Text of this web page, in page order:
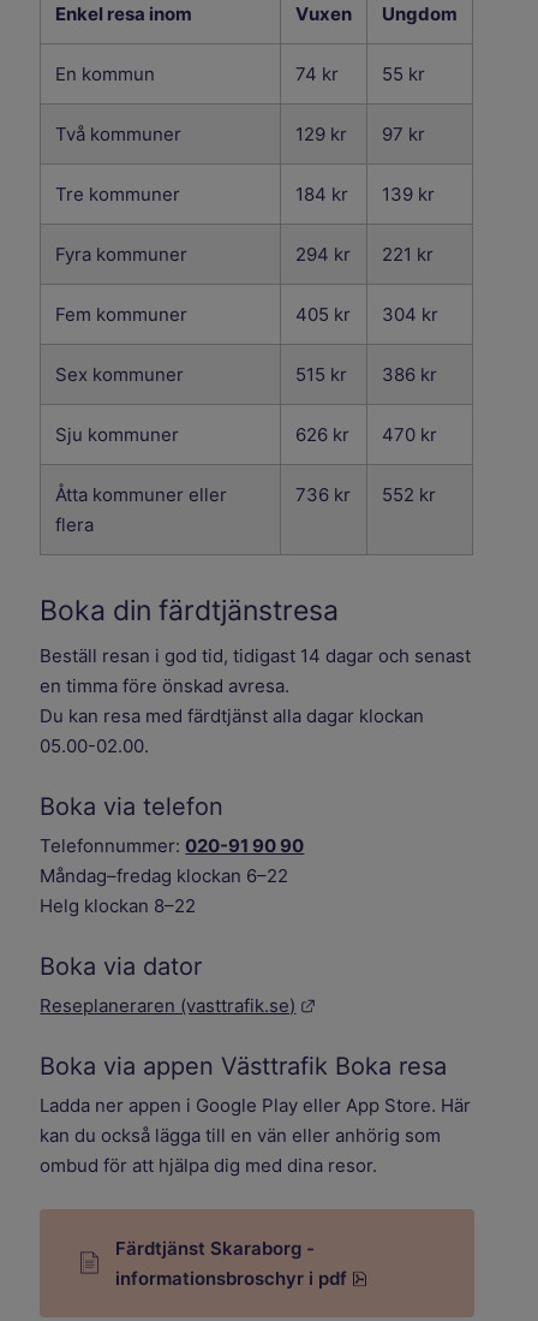
Enkel resa inom Vuxen Ungdom
En kommun 74 kr 55 kr
Två kommuner 129 kr 97 kr
Tre kommuner 184 kr 139 kr
Fyra kommuner 294 kr 221 kr
Fem kommuner 405 kr 304 kr
Sex kommuner 515 kr 386 kr
Sju kommuner 626 kr 470 kr
Åtta kommuner eller
flera
736 kr 552 kr
Boka din färdtjänstresa
Beställ resan i god tid, tidigast 14 dagar och senast
en timma före önskad avresa.
Du kan resa med färdtjänst alla dagar klockan
05.00-02.00.
Boka via telefon
Telefonnummer:020-91 90 90
Måndag–fredag klockan 6–22
Helg klockan 8–22
Boka via dator
Reseplaneraren (vasttrafik.se)
Boka via appen Västtrafik Boka resa
Ladda ner appen i Google Play eller App Store. Här
kan du också lägga till en vän eller anhörig som
ombud för att hjälpa dig med dina resor.
Färdtjänst Skaraborg -
informationsbroschyr i pdf